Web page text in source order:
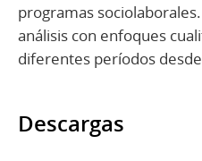
programas
análisis con enfoques
diferentes períodos
Descargas